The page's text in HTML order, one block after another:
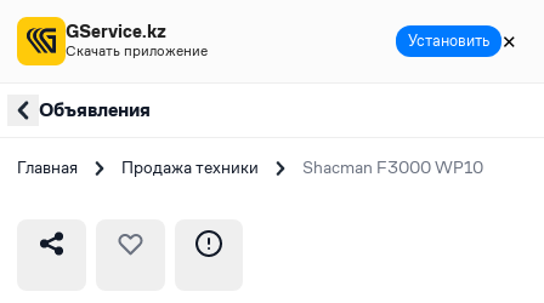
Объявления
Главная Продажа техники Shacman F3000 WP10
GService.kz
Скачать приложение Установить ✕